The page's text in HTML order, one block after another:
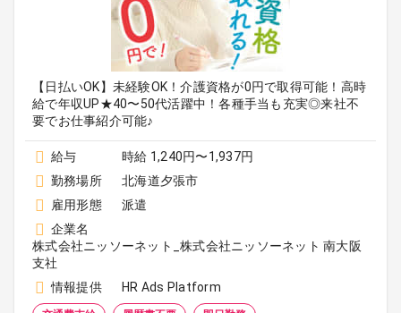
【日払いOK】未経験OK！介護資格が0円で取得可能！高時
給で年収UP★40〜50代活躍中！各種手当も充実◎来社不
要でお仕事紹介可能♪
給与
時給 1,240円〜1,937円
勤務場所
北海道夕張市
雇用形態
派遣
企業名
株式会社ニッソーネット_株式会社ニッソーネット 南大阪
支社
情報提供
HR Ads Platform